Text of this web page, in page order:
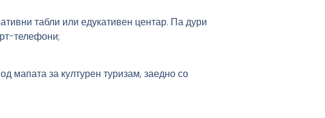
табли или едукативен центар. Па дури
телефони;
мапата за културен туризам, заедно со